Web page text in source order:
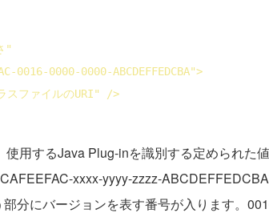
"
0016-0000-0000-ABCDEFFEDCBA">
スファイルのURI" />
使用するJava Plug-inを識別する定められた
xxxx-yyyy-zzzz-
分にバージョンを表す番号が入ります。